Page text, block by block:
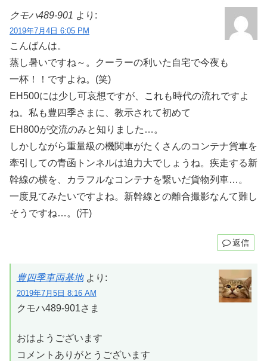
クモハ489-901 より:
2019年7月4日 6:05 PM
こんばんは。
蒸し暑いですね～。クーラーの利いた自宅で今夜も
一杯！！ですよね。(笑)
EH500には少し可哀想ですが、これも時代の流れですよ
ね。私も豊四季さまに、教示されて初めて
EH800が交流のみと知りました…。
しかしながら重量級の機関車がたくさんのコンテナ貨車を
牽引しての青函トンネルは迫力大でしょうね。疾走する新
幹線の横を、カラフルなコンテナを繋いだ貨物列車…。
一度見てみたいですよね。新幹線との離合撮影なんて難し
そうですね…。(汗)
返信
豊四季車両基地 より:
2019年7月5日 8:16 AM
クモハ489-901さま
おはようございます
コメントありがとうございます